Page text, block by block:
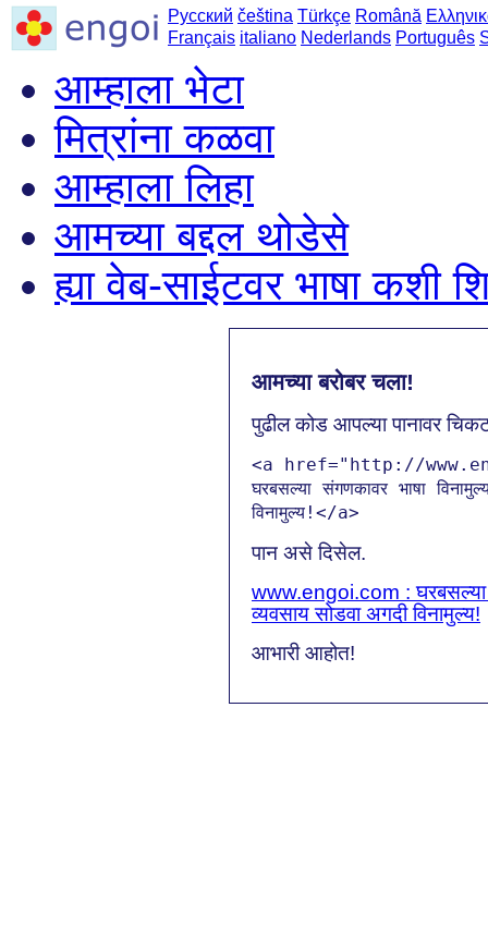
Русский čeština Türkçe Română
Français italiano Nederlands Português
आम्हाला भेटा
मित्रांना कळवा
आम्हाला लिहा
आमच्या बद्दल थोडेसे
ह्या वेब-साईटवर भाषा कशी
आमच्या बरोबर चला!
पुढील कोड आपल्या पानावर
<a href="http://
घरबसल्या संगणकावर भाषा
विनामुल्य!</a>
पान असे दिसेल.
www.engoi.com : घरबसल्या
व्यवसाय सोडवा अगदी विनामुल्य!
आभारी आहोत!